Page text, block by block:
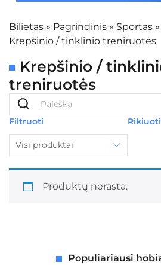
Bilietas » Pagrindinis » Sportas »
Krepšinio / tinklinio treniruotės
Krepšinio /
treniruotės
Filtruoti
Visi produktai
Rikiuoti
Produktų nerasta.
Populiariausi